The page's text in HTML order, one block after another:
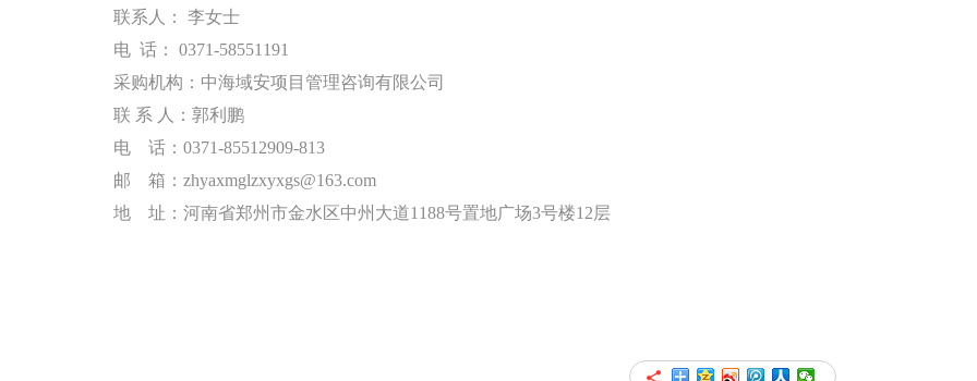
联系人：
李女士
电 话：
0371-58551191
采购机构：中海域安项目管理咨询有限公司
联 系 人：郭利鹏
电
话： 0371-85512909-813
邮
箱： zhyaxmglzxyxgs@163.com
地
址：河南省郑州市金水区中州大道1188号置地广场3号楼12层